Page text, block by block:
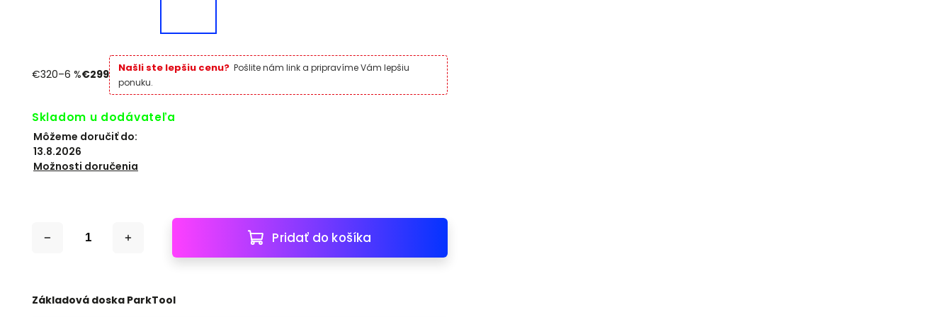
€320–6 %€299 Našli ste lepšiu cenu? Pošlite nám link a pripravíme Vám lepšiu
ponuku.
Skladom u dodávateľa
Môžeme doručiť do:
13.8.2026
Možnosti doručenia
Pridať do košíka
Základová doska ParkTool